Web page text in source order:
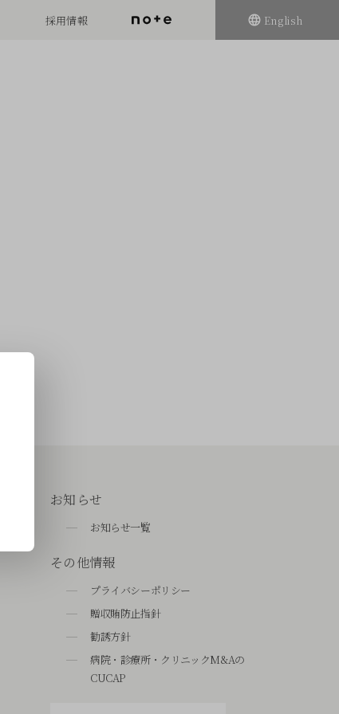
English
採用情報
お知らせ
お知らせ一覧
その他情報
プライバシーポリシー
贈収賄防止指針
勧誘方針
病院・診療所・クリニックM&Aの
CUCAP